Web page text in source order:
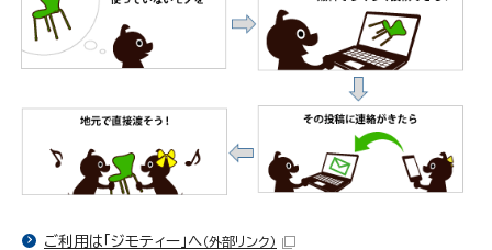
ご利用は「ジモティー」へ（外部リンク）